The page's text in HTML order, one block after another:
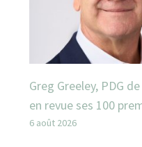
Greg Greeley, PDG
en revue ses 100
6 août 2026